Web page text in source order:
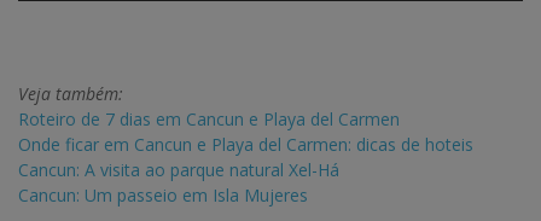
Veja também:
Roteiro de 7 dias em Cancun e Playa del Carmen
Onde ficar em Cancun e Playa del Carmen: dicas de hoteis
Cancun: A visita ao parque natural Xel-Há
Cancun: Um passeio em Isla Mujeres